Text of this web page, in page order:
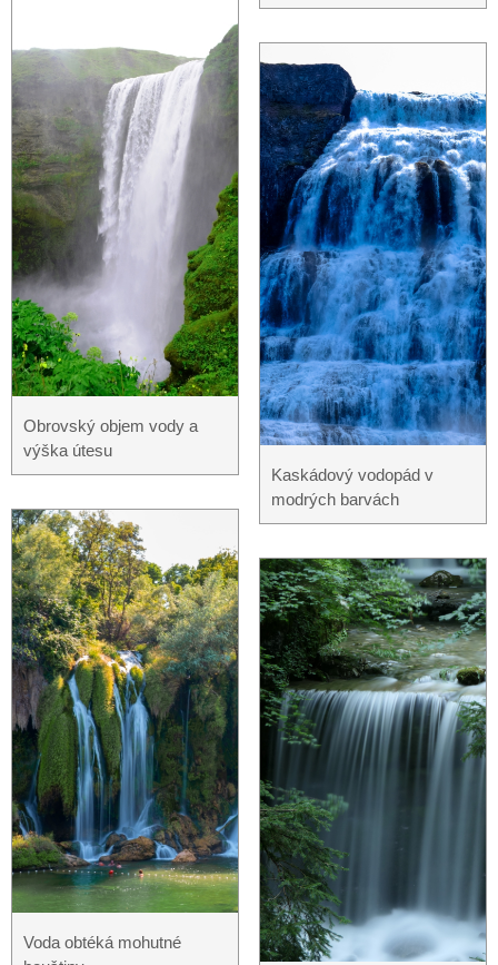
Obrovský objem vody a
výška útesu
Voda obtéká mohutné
Kaskádový vodopád v
modrých barvách